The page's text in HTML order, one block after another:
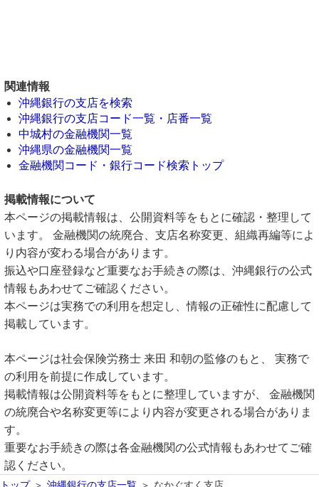
関連情報
沖縄銀行の支店を検索
沖縄銀行の支店コード一覧・店番一覧
中城村の金融機関一覧
沖縄県の金融機関一覧
金融機関コード・銀行コード検索トップ
掲載情報について
本ページの掲載情報は、公開資料等をもとに確認・整理して
います。 金融機関の統廃合、支店名称変更、組織再編等によ
り内容が変わる場合があります。
振込や口座登録など重要なお手続きの際は、沖縄銀行の公式
情報もあわせてご確認ください。
本ページは実務での利用を想定し、情報の正確性に配慮して
掲載しています。
本ページは社会保険労務士 来田 和朝の監修のもと、 実務で
の利用を前提に作成しています。
掲載情報は公開資料等をもとに整理していますが、 金融機関
の統廃合や名称変更等により内容が変更される場合がありま
す。
重要なお手続きの際は各金融機関の公式情報もあわせてご確
認ください。